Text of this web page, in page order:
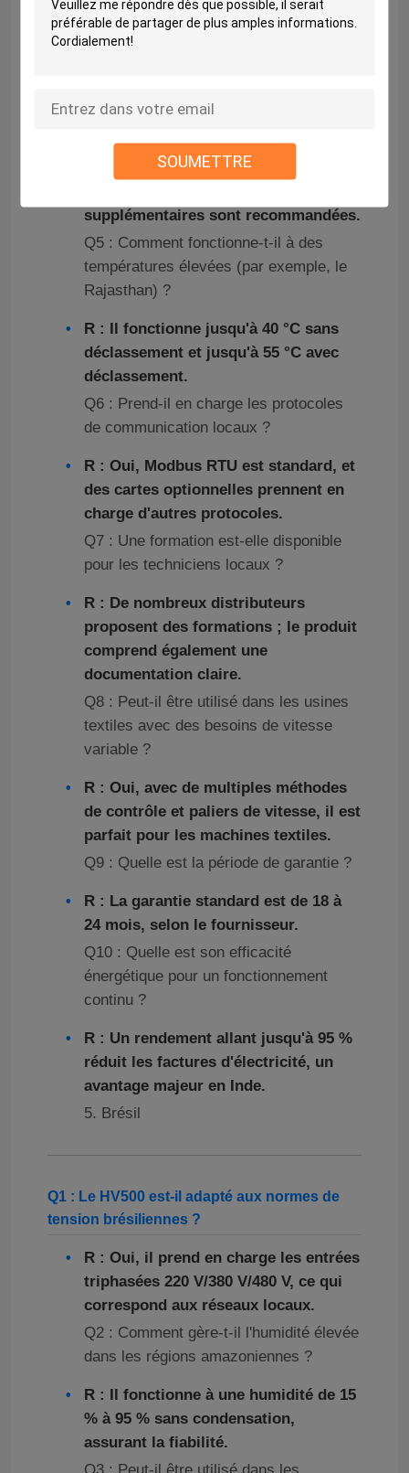
SOUMETTRE
élevé, une fiabilité et une longue
durée de vie, offrant un excellent
environnements poussiéreux ?
R : Avec la protection IP20, il résiste à
la poussière, mais pour des
supplémentaires sont recommandées.
Q5 : Comment fonctionne-t-il à des
températures élevées (par exemple, le
Rajasthan) ?
R : Il fonctionne jusqu'à 40 °C sans
déclassement et jusqu'à 55 °C avec
déclassement.
Q6 : Prend-il en charge les protocoles
de communication locaux ?
R : Oui, Modbus RTU est standard, et
des cartes optionnelles prennent en
charge d'autres protocoles.
Q7 : Une formation est-elle disponible
pour les techniciens locaux ?
R : De nombreux distributeurs
proposent des formations ; le produit
comprend également une
documentation claire.
Q8 : Peut-il être utilisé dans les usines
textiles avec des besoins de vitesse
variable ?
R : Oui, avec de multiples méthodes
de contrôle et paliers de vitesse, il est
parfait pour les machines textiles.
Q9 : Quelle est la période de garantie ?
R : La garantie standard est de 18 à
24 mois, selon le fournisseur.
Q10 : Quelle est son efficacité
énergétique pour un fonctionnement
continu ?
R : Un rendement allant jusqu'à 95 %
réduit les factures d'électricité, un
avantage majeur en Inde.
5. Brésil
Q1 : Le HV500 est-il adapté aux normes de
tension brésiliennes ?
R : Oui, il prend en charge les entrées
triphasées 220 V/380 V/480 V, ce qui
correspond aux réseaux locaux.
Q2 : Comment gère-t-il l'humidité élevée
dans les régions amazoniennes ?
R : Il fonctionne à une humidité de 15
% à 95 % sans condensation,
assurant la fiabilité.